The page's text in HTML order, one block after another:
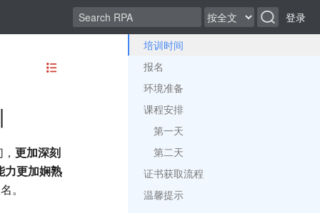
登录
更加深刻
力更加娴熟
。
培训时间
报名
环境准备
课程安排
第一天
第二天
证书获取流程
温馨提示